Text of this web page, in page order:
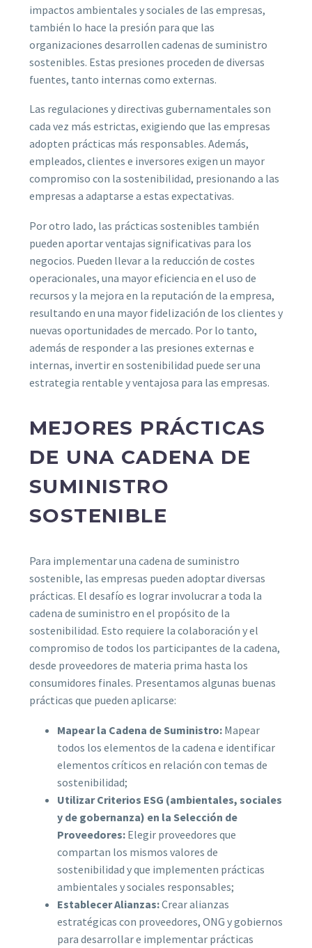
impactos ambientales y sociales de las empresas,
también lo hace la presión para que las
organizaciones desarrollen cadenas de suministro
sostenibles. Estas presiones proceden de diversas
fuentes, tanto internas como externas.
Las regulaciones y directivas gubernamentales son
cada vez más estrictas, exigiendo que las empresas
adopten prácticas más responsables. Además,
empleados, clientes e inversores exigen un mayor
compromiso con la sostenibilidad, presionando a las
empresas a adaptarse a estas expectativas.
Por otro lado, las prácticas sostenibles también
pueden aportar ventajas significativas para los
negocios. Pueden llevar a la reducción de costes
operacionales, una mayor eficiencia en el uso de
recursos y la mejora en la reputación de la empresa,
resultando en una mayor fidelización de los clientes y
nuevas oportunidades de mercado. Por lo tanto,
además de responder a las presiones externas e
internas, invertir en sostenibilidad puede ser una
estrategia rentable y ventajosa para las empresas.
MEJORES PRÁCTICAS
DE UNA CADENA DE
SUMINISTRO
SOSTENIBLE
Para implementar una cadena de suministro
sostenible, las empresas pueden adoptar diversas
prácticas. El desafío es lograr involucrar a toda la
cadena de suministro en el propósito de la
sostenibilidad. Esto requiere la colaboración y el
compromiso de todos los participantes de la cadena,
desde proveedores de materia prima hasta los
consumidores finales. Presentamos algunas buenas
prácticas que pueden aplicarse:
Mapear la Cadena de Suministro: Mapear
todos los elementos de la cadena e identificar
elementos críticos en relación con temas de
sostenibilidad;
Utilizar Criterios ESG (ambientales, sociales
y de gobernanza) en la Selección de
Proveedores: Elegir proveedores que
compartan los mismos valores de
sostenibilidad y que implementen prácticas
ambientales y sociales responsables;
Establecer Alianzas:Crear alianzas
estratégicas con proveedores, ONG y gobiernos
para desarrollar e implementar prácticas